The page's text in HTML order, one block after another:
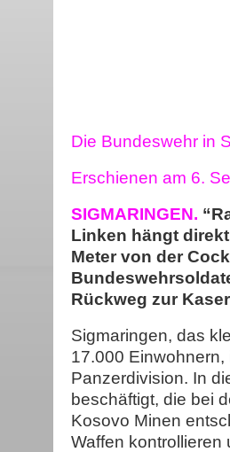
Die Bundeswehr in
Erschienen am 6.
SIGMARINGEN.
Linken hängt
Meter von der
Rückweg zur
Sigmaringen, das
17.000
Panzerdivision. In
beschäftigt, die bei
Kosovo Minen
Waffen kontrollieren